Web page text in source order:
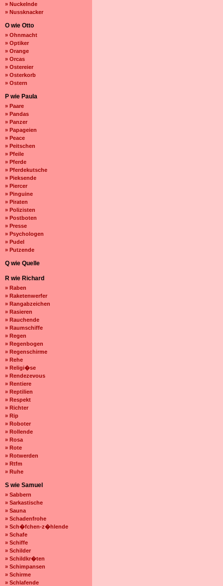
» Nuckelnde
» Nussknacker
O wie Otto
» Ohnmacht
» Optiker
» Orange
» Orcas
» Ostereier
» Osterkorb
» Ostern
P wie Paula
» Paare
» Pandas
» Panzer
» Papageien
» Peace
» Peitschen
» Pfeile
» Pferde
» Pferdekutsche
» Pieksende
» Piercer
» Pinguine
» Piraten
» Polizisten
» Postboten
» Presse
» Psychologen
» Pudel
» Putzende
Q wie Quelle
R wie Richard
» Raben
» Raketenwerfer
» Rangabzeichen
» Rasieren
» Rauchende
» Raumschiffe
» Regen
» Regenbogen
» Regenschirme
» Rehe
» Religi�se
» Rendezevous
» Rentiere
» Reptilien
» Respekt
» Richter
» Rip
» Roboter
» Rollende
» Rosa
» Rote
» Rotwerden
» Rtfm
» Ruhe
S wie Samuel
» Sabbern
» Sarkastische
» Sauna
» Schadenfrohe
» Sch�fchen-z�hlende
» Schafe
» Schiffe
» Schilder
» Schildkr�ten
» Schimpansen
» Schirme
» Schlafende